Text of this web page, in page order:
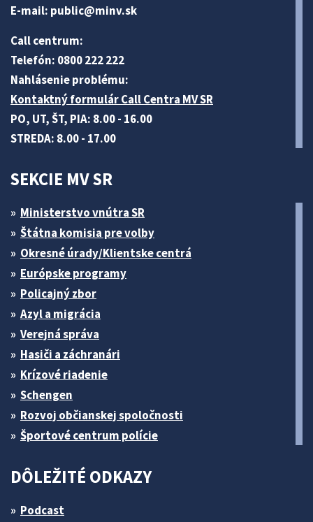
E-mail: public@minv.sk
Call centrum:
Telefón: 0800 222 222
Nahlásenie problému:
Kontaktný formulár Call Centra MV SR
PO, UT, ŠT, PIA: 8.00 - 16.00
STREDA: 8.00 - 17.00
SEKCIE MV SR
Ministerstvo vnútra SR
Štátna komisia pre volby
Okresné úrady/Klientske centrá
Európske programy
Policajný zbor
Azyl a migrácia
Verejná správa
Hasiči a záchranári
Krízové riadenie
Schengen
Rozvoj občianskej spoločnosti
Športové centrum polície
DÔLEŽITÉ ODKAZY
Podcast